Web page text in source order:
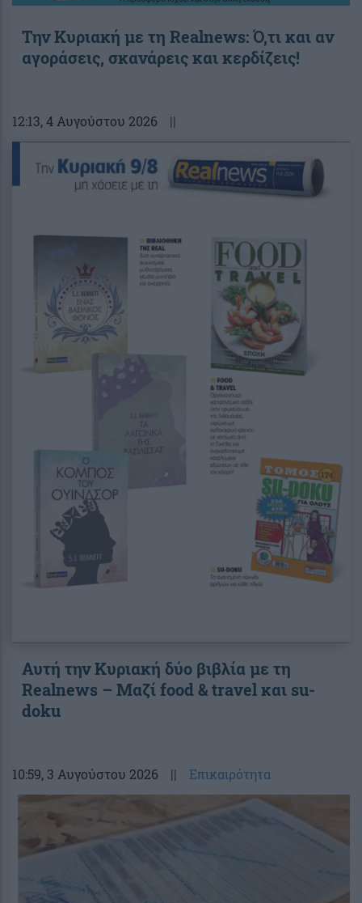
Την Κυριακή με τη Realnews: Ό,τι και αν
αγοράσεις, σκανάρεις και κερδίζεις!
12:13, 4 Αυγούστου 2026 ||
Αυτή την Κυριακή δύο βιβλία με τη
Realnews – Μαζί food & travel και su-
doku
10:59, 3 Αυγούστου 2026 || Επικαιρότητα